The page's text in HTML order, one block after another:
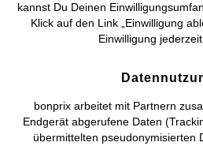
Deutsch
kannst Du Deinen
Klick auf den Link „Einwilligung
Einwilligung
bonprix arbeitet mit Partnern
Endgerät abgerufene Daten
übermittelten pseudonymisierten